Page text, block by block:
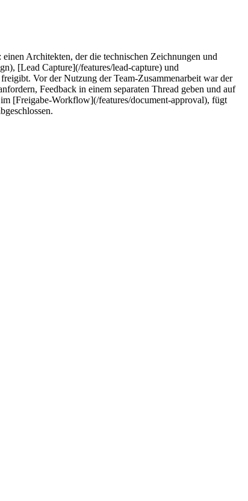
Architekten, der die technischen Zeichnungen und
[Lead Capture](/features/lead-capture) und
Vor der Nutzung der Team-Zusammenarbeit war der
Feedback in einem separaten Thread geben und auf
[Freigabe-Workflow](/features/document-approval), fügt